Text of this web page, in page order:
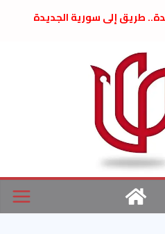
طريق إلى سورية الجديدة
لحزب الاتحاد الاشتراكي العربي
اللجنة المركزية نيسان
الإسرائيلية على نظام الملالي
من حزب الشعب الديمقراطي